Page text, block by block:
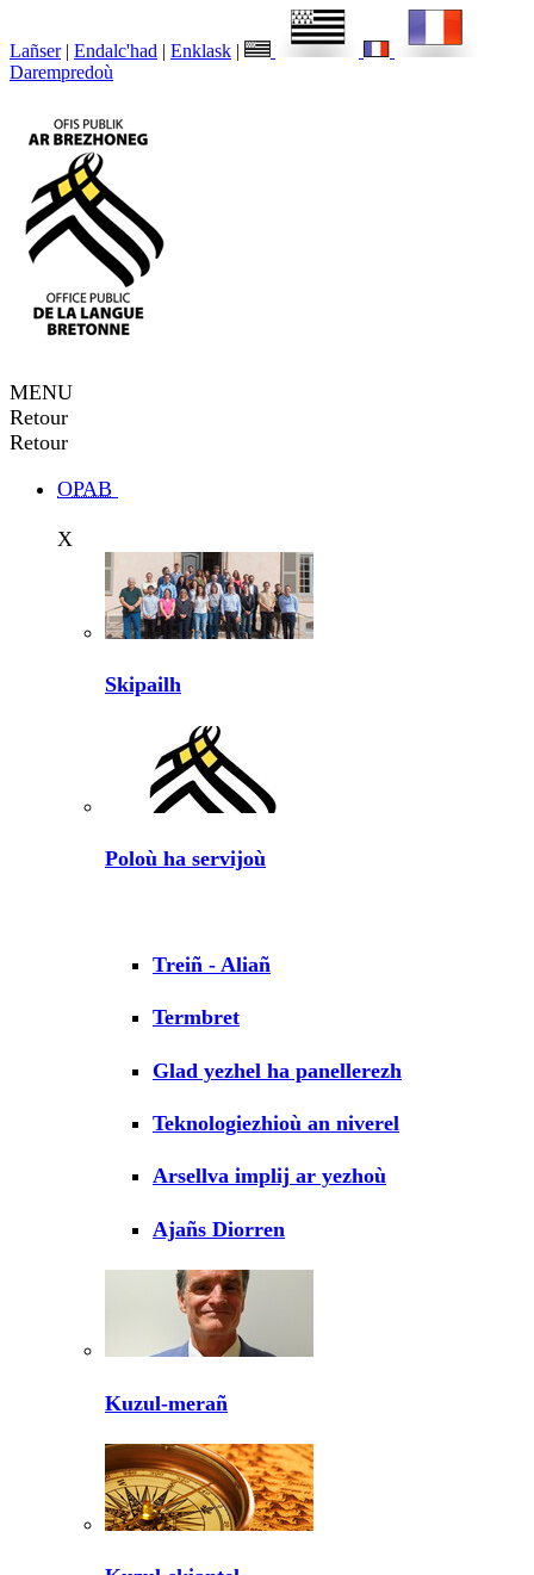
Lañser | Endalc'had | Enklask |
Darempredoù
MENU
Retour
Retour
OPAB
X
Skipailh
Poloù ha servijoù
Treiñ - Aliañ
Termbret
Glad yezhel ha panellerezh
Teknologiezhioù an niverel
Arsellva implij ar yezhoù
Ajañs Diorren
Kuzul-merañ